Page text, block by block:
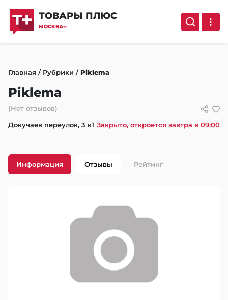
ТОВАРЫ ПЛЮС
МОСКВА
Главная / Рубрики / Piklema
Piklema
(Нет отзывов)
Докучаев переулок, 3 к1 Закрыто, откроется завтра в 09:00
Информация Отзывы Рейтинг